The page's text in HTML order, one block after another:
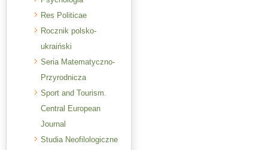
Res Politicae
Rocznik polsko-
ukraiński
Seria Matematyczno-
Przyrodnicza
Sport and Tourism.
Central European
Journal
Studia Neofilologiczne